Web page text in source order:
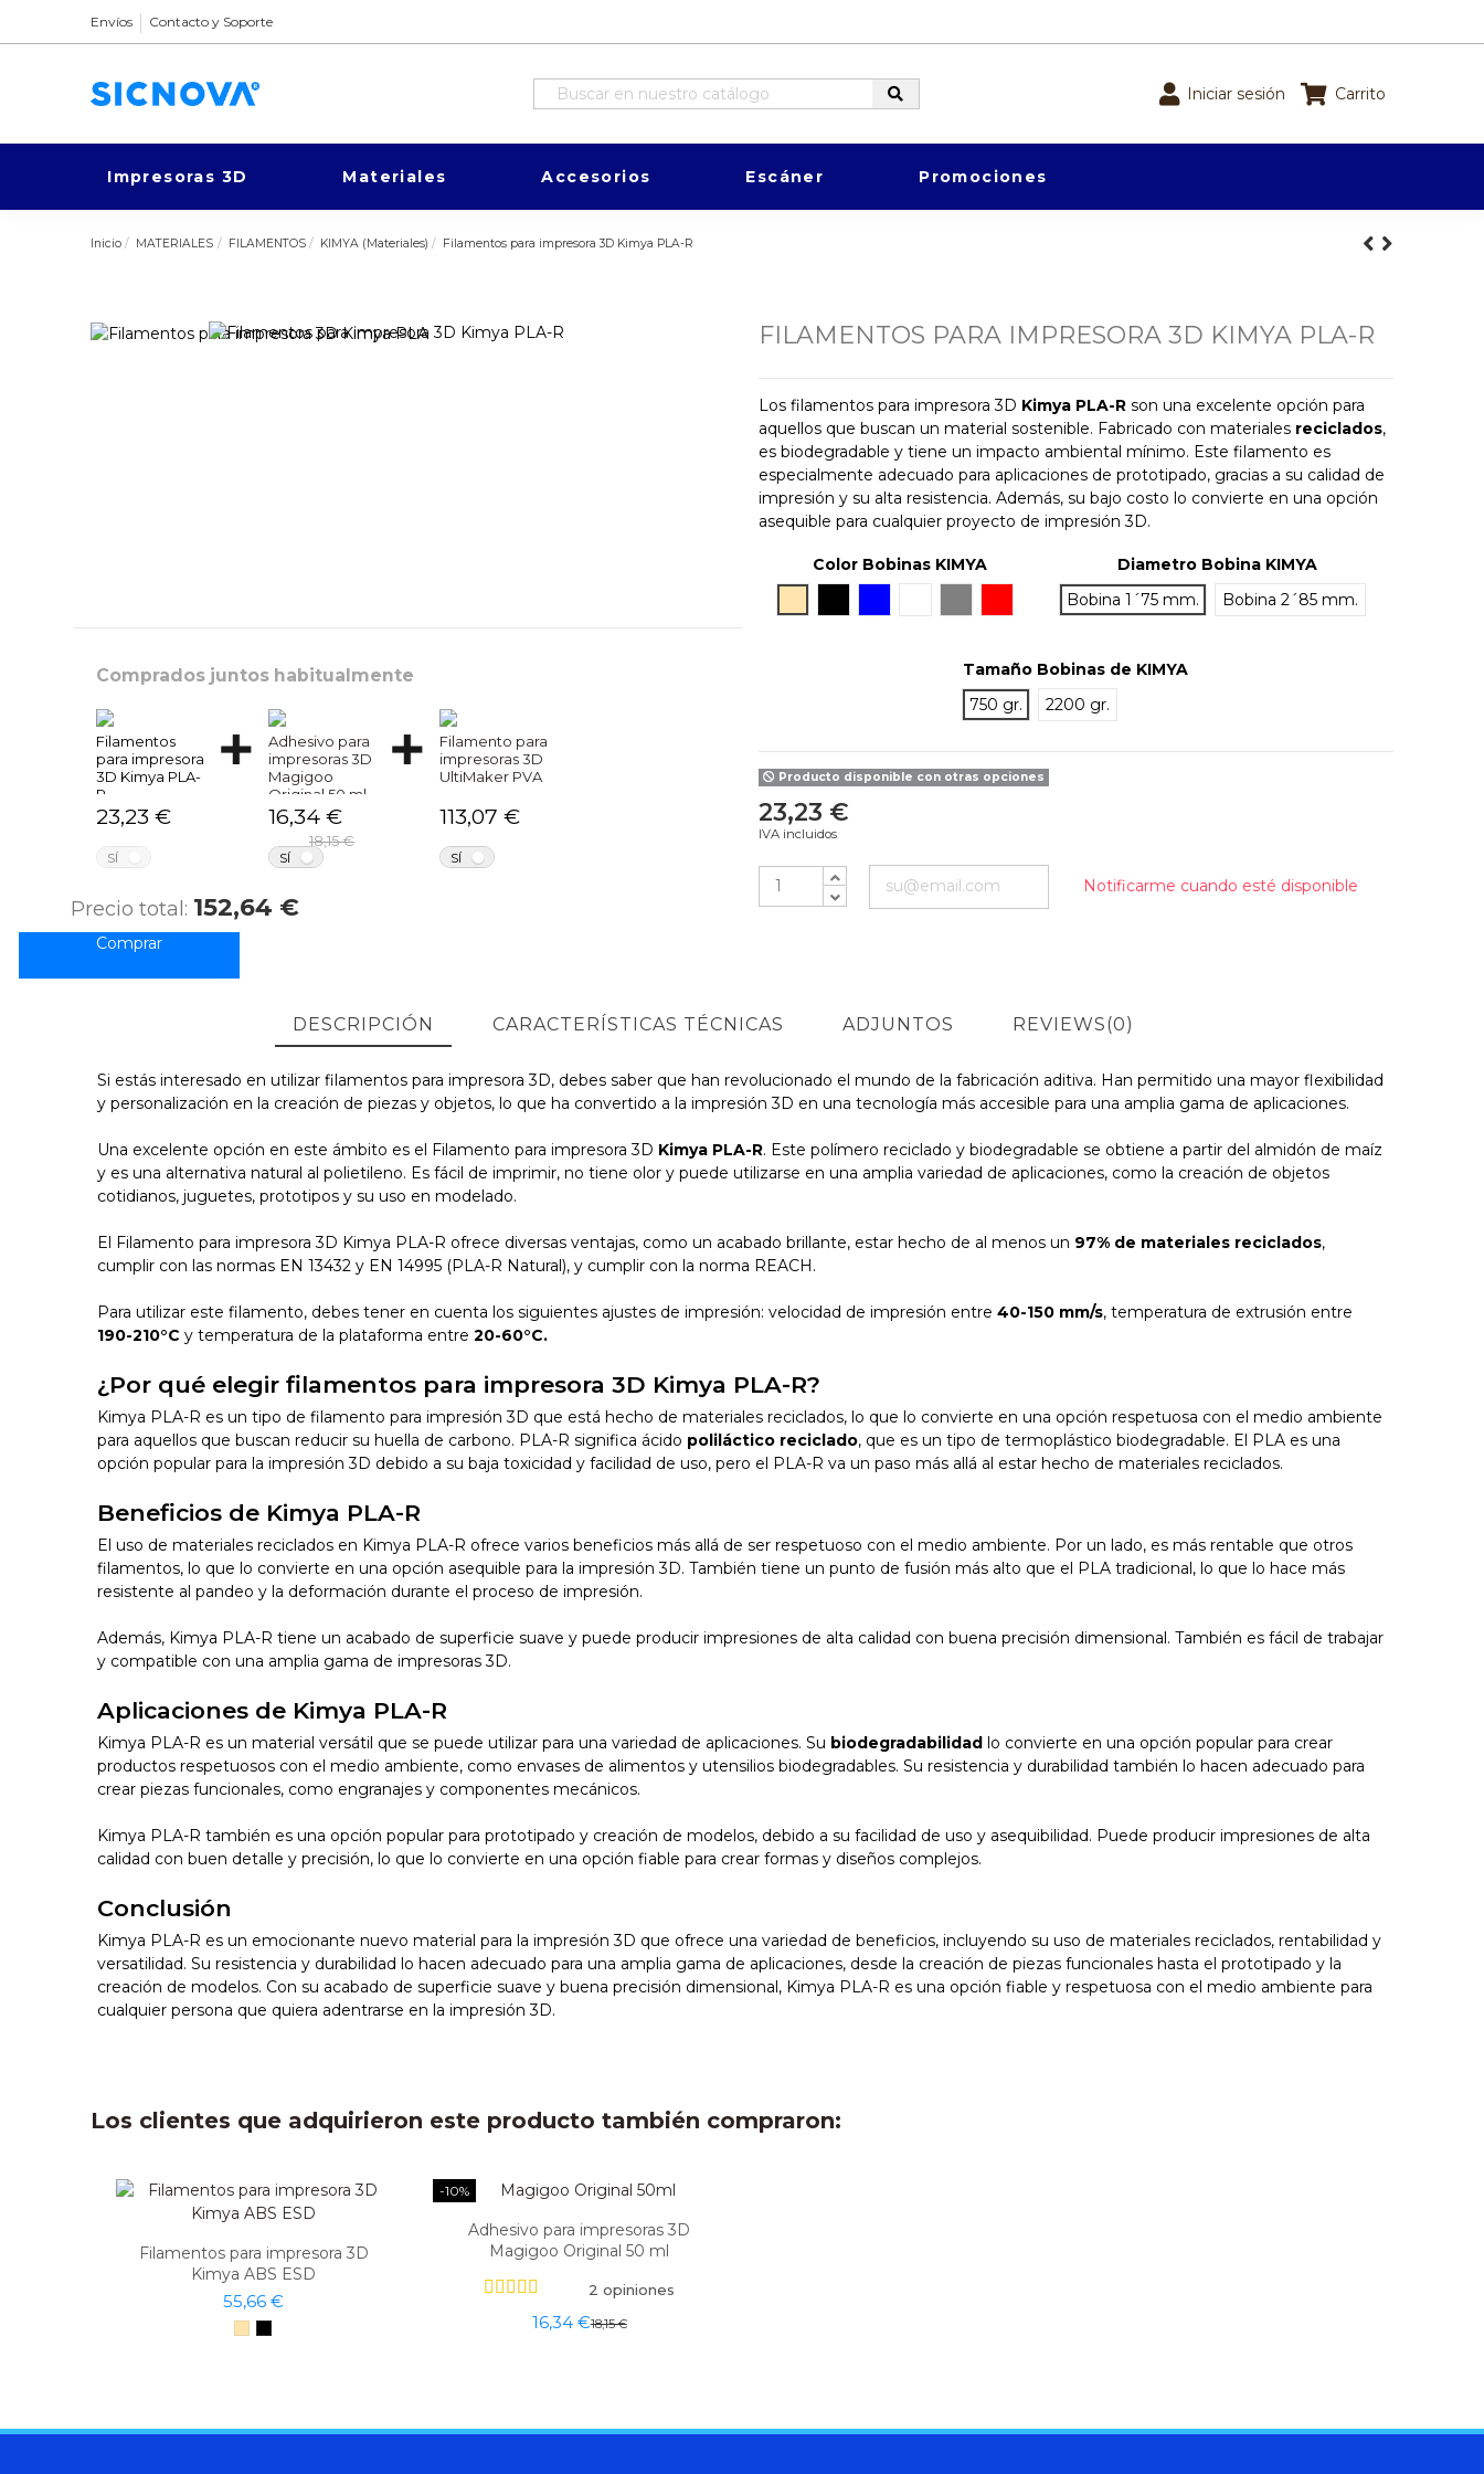
Envíos Contacto y Soporte
Iniciar sesión Carrito
Impresoras 3D Materiales Accesorios Escáner Promociones
Inicio MATERIALES FILAMENTOS KIMYA (Materiales) Filamentos para impresora 3D Kimya PLA-R
FILAMENTOS PARA IMPRESORA 3D KIMYA PLA-R
Los filamentos para impresora 3D Kimya PLA-R son una excelente opción para
aquellos que buscan un material sostenible. Fabricado con materiales reciclados,
es biodegradable y tiene un impacto ambiental mínimo. Este filamento es
especialmente adecuado para aplicaciones de prototipado, gracias a su calidad de
impresión y su alta resistencia. Además, su bajo costo lo convierte en una opción
asequible para cualquier proyecto de impresión 3D.
Color Bobinas KIMYA
Diametro Bobina KIMYA
Bobina 1´75 mm.
Bobina 2´85 mm.
Tamaño Bobinas de KIMYA
750 gr.
2200 gr.
Producto disponible con otras opciones
23,23 €
IVA incluidos
Comprados juntos habitualmente
Filamentos
para impresora
3D Kimya PLA-
R
23,23 €
SÍ
Adhesivo para
impresoras 3D
Magigoo
Original 50 ml
16,34 €
18,15 €
SÍ
Filamento para
impresoras 3D
UltiMaker PVA
113,07 €
SÍ
Precio total: 152,64 €
DESCRIPCIÓN CARACTERÍSTICAS TÉCNICAS ADJUNTOS REVIEWS(0)
Si estás interesado en utilizar filamentos para impresora 3D, debes saber que han revolucionado el mundo de la fabricación aditiva. Han permitido una mayor flexibilidad
y personalización en la creación de piezas y objetos, lo que ha convertido a la impresión 3D en una tecnología más accesible para una amplia gama de aplicaciones.
Una excelente opción en este ámbito es el Filamento para impresora 3D Kimya PLA-R. Este polímero reciclado y biodegradable se obtiene a partir del almidón de maíz
y es una alternativa natural al polietileno. Es fácil de imprimir, no tiene olor y puede utilizarse en una amplia variedad de aplicaciones, como la creación de objetos
cotidianos, juguetes, prototipos y su uso en modelado.
El Filamento para impresora 3D Kimya PLA-R ofrece diversas ventajas, como un acabado brillante, estar hecho de al menos un 97% de materiales reciclados,
cumplir con las normas EN 13432 y EN 14995 (PLA-R Natural), y cumplir con la norma REACH.
Para utilizar este filamento, debes tener en cuenta los siguientes ajustes de impresión: velocidad de impresión entre40-150 mm/s, temperatura de extrusión entre
190-210°C y temperatura de la plataforma entre20-60°C.
¿Por qué elegir filamentos para impresora 3D Kimya PLA-R?
Kimya PLA-R es un tipo de filamento para impresión 3D que está hecho de materiales reciclados, lo que lo convierte en una opción respetuosa con el medio ambiente
para aquellos que buscan reducir su huella de carbono. PLA-R significa ácido poliláctico reciclado, que es un tipo de termoplástico biodegradable. El PLA es una
opción popular para la impresión 3D debido a su baja toxicidad y facilidad de uso, pero el PLA-R va un paso más allá al estar hecho de materiales reciclados.
Beneficios de Kimya PLA-R
El uso de materiales reciclados en Kimya PLA-R ofrece varios beneficios más allá de ser respetuoso con el medio ambiente. Por un lado, es más rentable que otros
filamentos, lo que lo convierte en una opción asequible para la impresión 3D. También tiene un punto de fusión más alto que el PLA tradicional, lo que lo hace más
resistente al pandeo y la deformación durante el proceso de impresión.
Además, Kimya PLA-R tiene un acabado de superficie suave y puede producir impresiones de alta calidad con buena precisión dimensional. También es fácil de trabajar
y compatible con una amplia gama de impresoras 3D.
Aplicaciones de Kimya PLA-R
Kimya PLA-R es un material versátil que se puede utilizar para una variedad de aplicaciones. Su biodegradabilidad lo convierte en una opción popular para crear
productos respetuosos con el medio ambiente, como envases de alimentos y utensilios biodegradables. Su resistencia y durabilidad también lo hacen adecuado para
crear piezas funcionales, como engranajes y componentes mecánicos.
Kimya PLA-R también es una opción popular para prototipado y creación de modelos, debido a su facilidad de uso y asequibilidad. Puede producir impresiones de alta
calidad con buen detalle y precisión, lo que lo convierte en una opción fiable para crear formas y diseños complejos.
Conclusión
Kimya PLA-R es un emocionante nuevo material para la impresión 3D que ofrece una variedad de beneficios, incluyendo su uso de materiales reciclados, rentabilidad y
versatilidad. Su resistencia y durabilidad lo hacen adecuado para una amplia gama de aplicaciones, desde la creación de piezas funcionales hasta el prototipado y la
creación de modelos. Con su acabado de superficie suave y buena precisión dimensional, Kimya PLA-R es una opción fiable y respetuosa con el medio ambiente para
cualquier persona que quiera adentrarse en la impresión 3D.
Los clientes que adquirieron este producto también compraron:
Filamentos para impresora 3D
Kimya ABS ESD
55,66 €
-10%
Adhesivo para impresoras 3D
Magigoo Original 50 ml
2 opiniones
16,34 €18,15 €